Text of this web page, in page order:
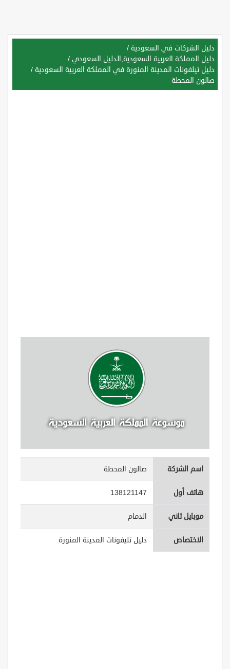
دليل الشركات في السعودية /
دليل المملكة العربية السعودية,الدليل السعودي /
دليل تيلفونات المدينة المنورة في المملكة العربية السعودية /
صالون المحطة
اسم الشركة صالون المحطة
هاتف أول 138121147
موبايل ثاني الدمام
الاختصاص دليل تليفونات المدينة المنورة